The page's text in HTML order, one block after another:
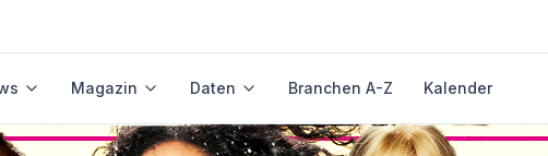
Magazin Daten Branchen A-Z Kalender